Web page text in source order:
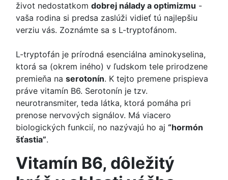
život nedostatkom dobrej nálady a optimizmu -
vaša rodina si predsa zaslúži vidieť tú najlepšiu
verziu vás. Zoznámte sa s L-tryptofánom.
L-tryptofán je prírodná esenciálna aminokyselina,
ktorá sa (okrem iného) v ľudskom tele prirodzene
premieňa na serotonín. K tejto premene prispieva
práve vitamín B6. Serotonín je tzv.
neurotransmiter, teda látka, ktorá pomáha pri
prenose nervových signálov. Má viacero
biologických funkcií, no nazývajú ho aj “hormón
šťastia”.
Vitamín B6, dôležitý